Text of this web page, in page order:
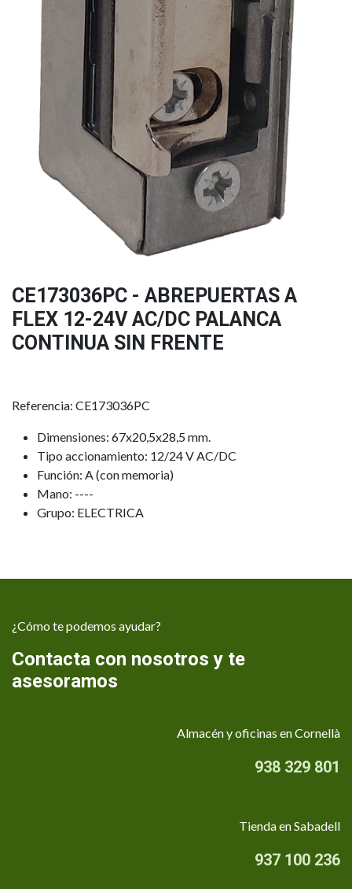
CE173036PC - ABREPUERTAS A
FLEX 12-24V AC/DC PALANCA
CONTINUA SIN FRENTE
Referencia: CE173036PC
Dimensiones: 67x20,5x28,5 mm.
Tipo accionamiento: 12/24 V AC/DC
Función: A (con memoria)
Mano: ----
Grupo: ELECTRICA
¿Cómo te podemos ayudar?
Contacta con nosotros y te
asesoramos
Almacén y oficinas en Cornellà
938 329 801
Tienda en Sabadell
937 100 236